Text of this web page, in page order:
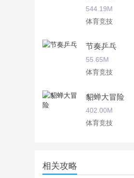
544.19M
体育竞技
节奏乒乓
55.65M
体育竞技
貂蝉大冒险
402.00M
体育竞技
体育竞技
相关攻略